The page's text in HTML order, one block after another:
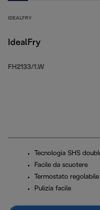
IDEALFRY
IdealFry
FH2133/1.W
Tecnologia SHS
Facile da scuotere
Termostato regolabile
Pulizia facile